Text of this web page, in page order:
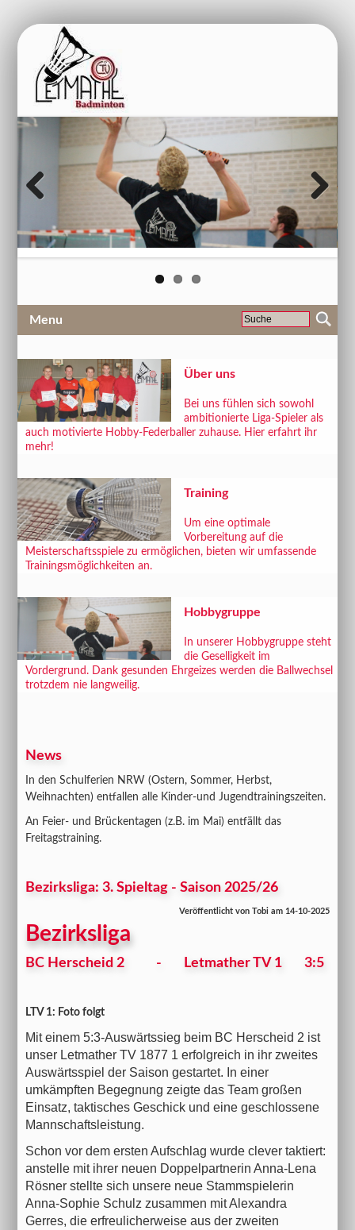
Next
Menu
Über uns
Bei uns fühlen sich sowohl
ambitionierte Liga-Spieler als
auch motivierte Hobby-Federballer zuhause. Hier erfahrt ihr
mehr!
Training
Um eine optimale
Vorbereitung auf die
Meisterschaftsspiele zu ermöglichen, bieten wir umfassende
Trainingsmöglichkeiten an.
Hobbygruppe
In unserer Hobbygruppe steht
die Geselligkeit im
Vordergrund. Dank gesunden Ehrgeizes werden die Ballwechsel
trotzdem nie langweilig.
News
In den Schulferien NRW (Ostern, Sommer, Herbst,
Weihnachten) entfallen alle Kinder-und Jugendtrainingszeiten.
An Feier- und Brückentagen (z.B. im Mai) entfällt das
Freitagstraining.
Bezirksliga: 3. Spieltag - Saison 2025/26
Veröffentlicht von Tobi am 14-10-2025
Bezirksliga
BC Herscheid 2 - Letmather TV 1 3:5
LTV 1: Foto folgt
Mit einem 5:3-Auswärtssieg beim BC Herscheid 2 ist
unser Letmather TV 1877 1 erfolgreich in ihr zweites
Auswärtsspiel der Saison gestartet. In einer
umkämpften Begegnung zeigte das Team großen
Einsatz, taktisches Geschick und eine geschlossene
Mannschaftsleistung.
Schon vor dem ersten Aufschlag wurde clever taktiert:
anstelle mit ihrer neuen Doppelpartnerin Anna-Lena
Rösner stellte sich unsere neue Stammspielerin
Anna-Sophie Schulz zusammen mit Alexandra
Gerres, die erfreulicherweise aus der zweiten